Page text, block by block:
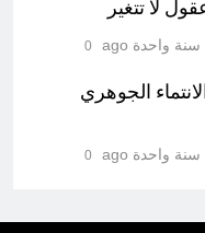
لا تتغير
سنة واحدة ago 0
الجوهري
سنة واحدة ago 0